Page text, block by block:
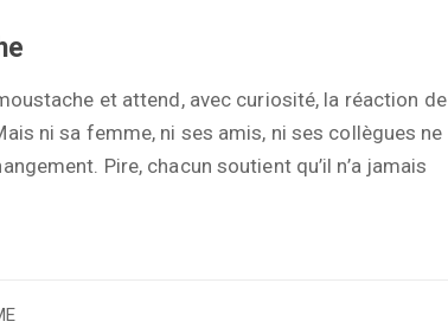
et attend, avec curiosité, la réaction de
ni sa femme, ni ses amis, ni ses collègues ne
Pire, chacun soutient qu’il n’a jamais